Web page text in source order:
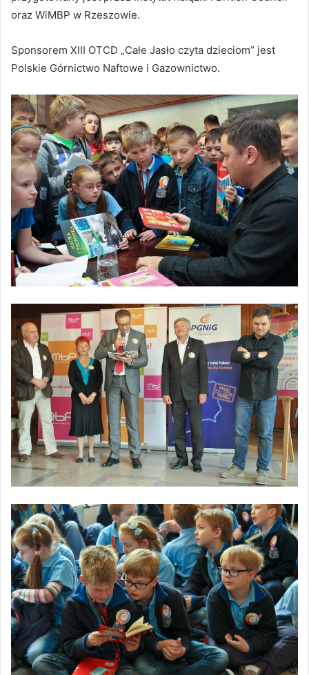
oraz WiMBP w Rzeszowie.
Sponsorem XIII OTCD „Całe Jasło czyta dzieciom” jest
Polskie Górnictwo Naftowe i Gazownictwo.